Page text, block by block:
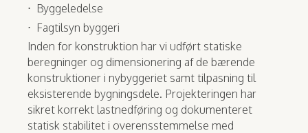
Byggeledelse
Fagtilsyn byggeri
Inden for konstruktion har vi udført statiske
beregninger og dimensionering af de bærende
konstruktioner i nybyggeriet samt tilpasning til
eksisterende bygningsdele. Projekteringen har
sikret korrekt lastnedføring og dokumenteret
statisk stabilitet i overensstemmelse med